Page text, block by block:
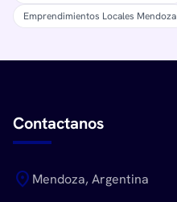
Emprendimientos Locales Mendoza
Contactanos
location_on Mendoza, Argentina